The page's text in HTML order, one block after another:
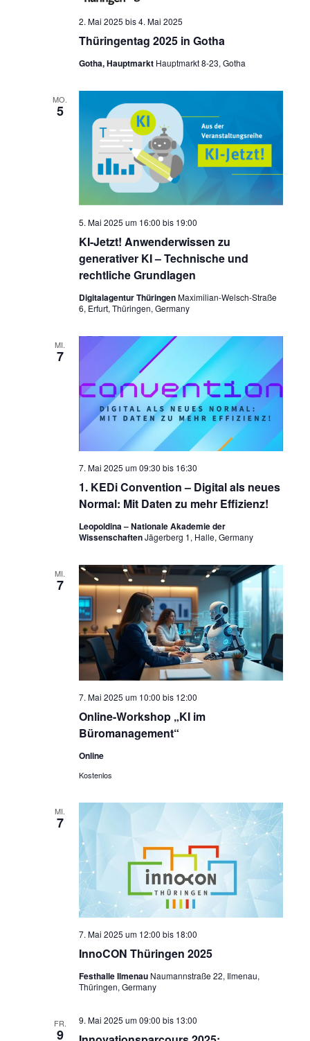
Thüringentag 2025 in Gotha
2. Mai 2025 bis4. Mai 2025
Gotha, Hauptmarkt Hauptmarkt 8-23, Gotha
MO.
5
KI-Jetzt! Anwenderwissen zu
generativer KI – Technische und
rechtliche Grundlagen
5. Mai 2025 um 16:00 bis 19:00
Digitalagentur ThüringenMaximilian-Welsch-Straße
6, Erfurt, Thüringen, Germany
MI.
7
1. KEDi Convention – Digital als neues
Normal: Mit Daten zu mehr Effizienz!
7. Mai 2025 um 09:30 bis 16:30
Leopoldina – Nationale Akademie der
WissenschaftenJägerberg 1, Halle, Germany
MI.
7
Online-Workshop „KI im
Büromanagement“
7. Mai 2025 um 10:00 bis 12:00
Online
Kostenlos
MI.
7
InnoCON Thüringen 2025
7. Mai 2025 um 12:00 bis 18:00
Festhalle Ilmenau Naumannstraße 22, Ilmenau,
Thüringen, Germany
FR.
9
9. Mai 2025 um 09:00 bis 13:00